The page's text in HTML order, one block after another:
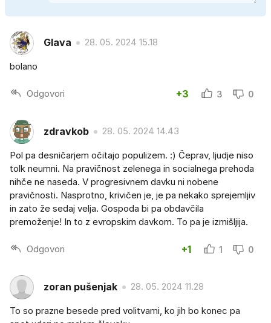
Glava 28. 05. 2024 15.18
bolano
Odgovori +3 3 0
zdravkob 28. 05. 2024 14.43
Pol pa desničarjem očitajo populizem. :) Čeprav, ljudje niso
tolk neumni. Na pravičnost zelenega in socialnega prehoda
nihče ne naseda. V progresivnem davku ni nobene
pravičnosti. Nasprotno, krivičen je, je pa nekako sprejemljiv
in zato že sedaj velja. Gospoda bi pa obdavčila
premoženje! In to z evropskim davkom. To pa je izmišljija.
Odgovori +1 1 0
zoran pušenjak 28. 05. 2024 11.28
To so prazne besede pred volitvami, ko jih bo konec pa